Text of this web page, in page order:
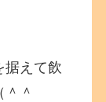
据えて飲
＾